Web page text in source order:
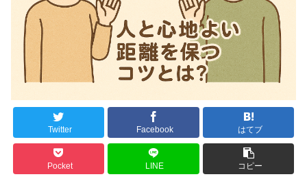
Twitter Facebook はてブ
Pocket LINE コピー